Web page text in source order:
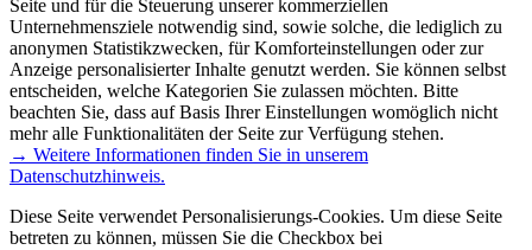
Seite und für die Steuerung unserer kommerziellen
Unternehmensziele notwendig sind, sowie solche, die lediglich zu
anonymen Statistikzwecken, für Komforteinstellungen oder zur
Anzeige personalisierter Inhalte genutzt werden. Sie können selbst
entscheiden, welche Kategorien Sie zulassen möchten. Bitte
beachten Sie, dass auf Basis Ihrer Einstellungen womöglich nicht
mehr alle Funktionalitäten der Seite zur Verfügung stehen.
→ Weitere Informationen finden Sie in unserem
Datenschutzhinweis.
Diese Seite verwendet Personalisierungs-Cookies. Um diese Seite
betreten zu können, müssen Sie die Checkbox bei